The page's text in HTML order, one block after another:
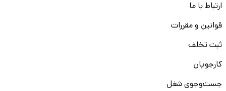
ارتباط با ما
قوانین و مقررات
ثبت تخلف
کارجویان
جست‌و‌جوی شغل